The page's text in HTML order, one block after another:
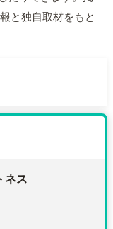
と独自取材をもと
ネス